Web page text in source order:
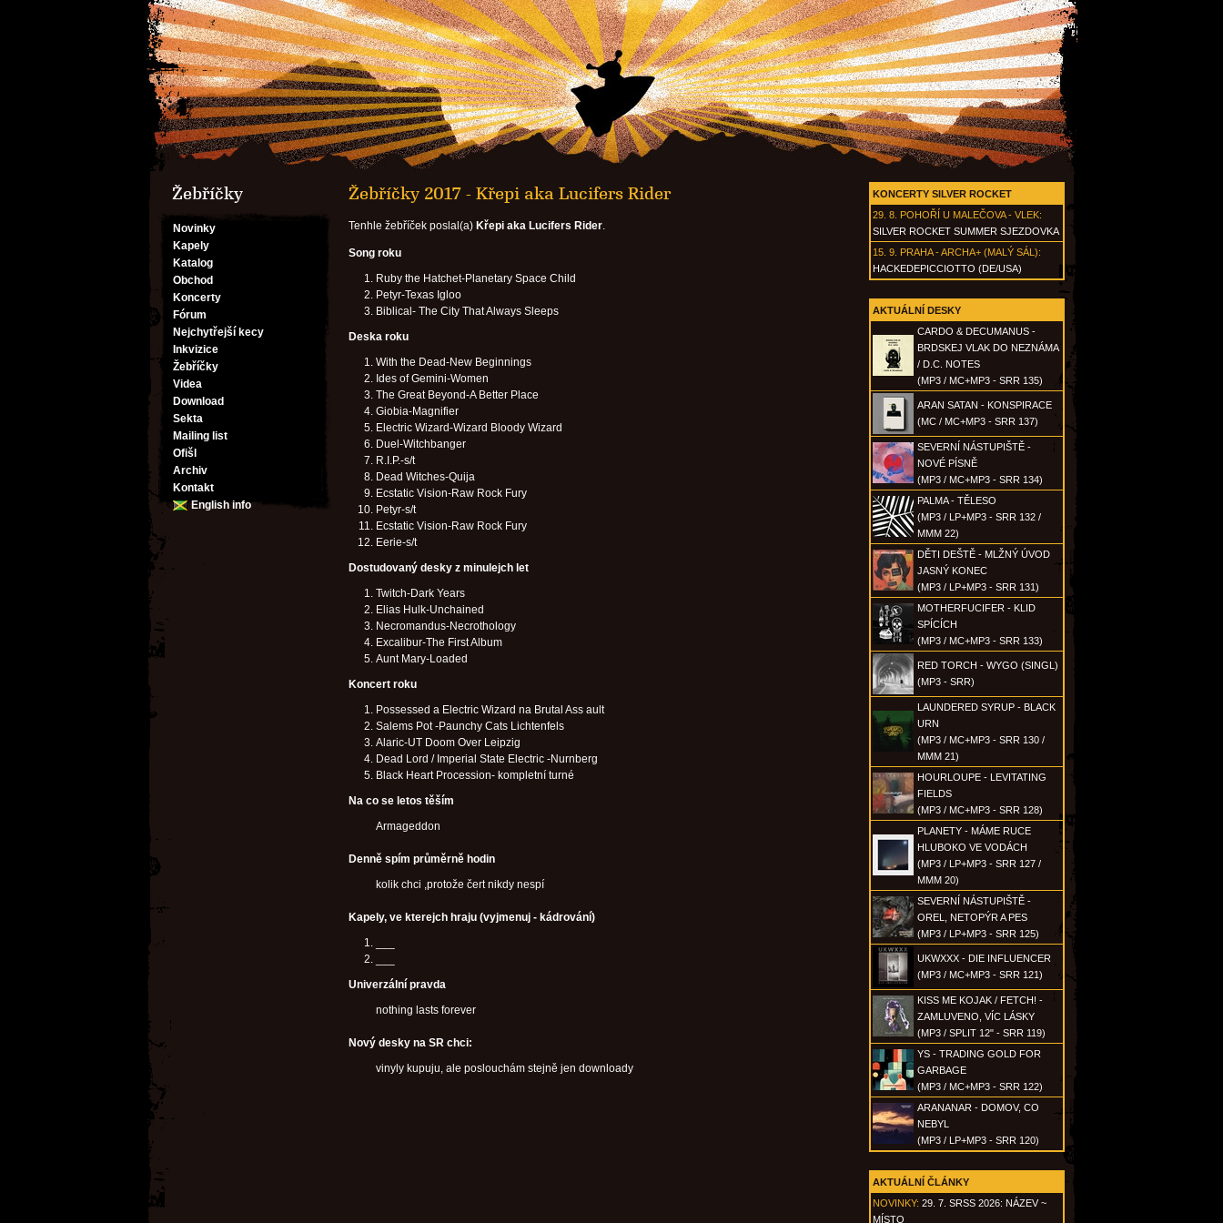
Žebříčky
Novinky
Kapely
Katalog
Obchod
Koncerty
Fórum
Nejchytřejší kecy
Inkvizice
Žebříčky
Videa
Download
Sekta
Mailing list
Ofišl
Archiv
Kontakt
English info
KONCERTY SILVER ROCKET
29. 8. POHOŘÍ U MALEČOVA - VLEK:
SILVER ROCKET SUMMER SJEZDOVKA
15. 9. PRAHA - ARCHA+ (MALÝ SÁL):
HACKEDEPICCIOTTO (DE/USA)
AKTUÁLNÍ DESKY
CARDO & DECUMANUS -
BRDSKEJ VLAK DO NEZNÁMA
/ D.C. NOTES
(MP3 / MC+MP3 - SRR 135)
ARAN SATAN - KONSPIRACE
(MC / MC+MP3 - SRR 137)
SEVERNÍ NÁSTUPIŠTĚ -
NOVÉ PÍSNĚ
(MP3 / MC+MP3 - SRR 134)
PALMA - TĚLESO
(MP3 / LP+MP3 - SRR 132 /
MMM 22)
DĚTI DEŠTĚ - MLŽNÝ ÚVOD
JASNÝ KONEC
(MP3 / LP+MP3 - SRR 131)
MOTHERFUCIFER - KLID
SPÍCÍCH
(MP3 / MC+MP3 - SRR 133)
RED TORCH - WYGO (SINGL)
(MP3 - SRR)
LAUNDERED SYRUP - BLACK
URN
(MP3 / MC+MP3 - SRR 130 /
MMM 21)
HOURLOUPE - LEVITATING
FIELDS
(MP3 / MC+MP3 - SRR 128)
PLANETY - MÁME RUCE
HLUBOKO VE VODÁCH
(MP3 / LP+MP3 - SRR 127 /
MMM 20)
SEVERNÍ NÁSTUPIŠTĚ -
OREL, NETOPÝR A PES
(MP3 / LP+MP3 - SRR 125)
UKWXXX - DIE INFLUENCER
(MP3 / MC+MP3 - SRR 121)
KISS ME KOJAK / FETCH! -
ZAMLUVENO, VÍC LÁSKY
(MP3 / SPLIT 12" - SRR 119)
YS - TRADING GOLD FOR
GARBAGE
(MP3 / MC+MP3 - SRR 122)
ARANANAR - DOMOV, CO
NEBYL
(MP3 / LP+MP3 - SRR 120)
AKTUÁLNÍ ČLÁNKY
NOVINKY: 29. 7. SRSS 2026: NÁZEV ~
MÍSTO
Žebříčky 2017 - Křepi aka Lucifers Rider
Tenhle žebříček poslal(a) Křepi aka Lucifers Rider.
Song roku
Ruby the Hatchet-Planetary Space Child
Petyr-Texas Igloo
Biblical- The City That Always Sleeps
Deska roku
With the Dead-New Beginnings
Ides of Gemini-Women
The Great Beyond-A Better Place
Giobia-Magnifier
Electric Wizard-Wizard Bloody Wizard
Duel-Witchbanger
R.I.P.-s/t
Dead Witches-Quija
Ecstatic Vision-Raw Rock Fury
Petyr-s/t
Ecstatic Vision-Raw Rock Fury
Eerie-s/t
Dostudovaný desky z minulejch let
Twitch-Dark Years
Elias Hulk-Unchained
Necromandus-Necrothology
Excalibur-The First Album
Aunt Mary-Loaded
Koncert roku
Possessed a Electric Wizard na Brutal Ass ault
Salems Pot -Paunchy Cats Lichtenfels
Alaric-UT Doom Over Leipzig
Dead Lord / Imperial State Electric -Nurnberg
Black Heart Procession- kompletní turné
Na co se letos těším
Armageddon
Denně spím průměrně hodin
kolik chci ,protože čert nikdy nespí
Kapely, ve kterejch hraju (vyjmenuj - kádrování)
Univerzální pravda
nothing lasts forever
Nový desky na SR chci:
vinyly kupuju, ale poslouchám stejně jen downloady